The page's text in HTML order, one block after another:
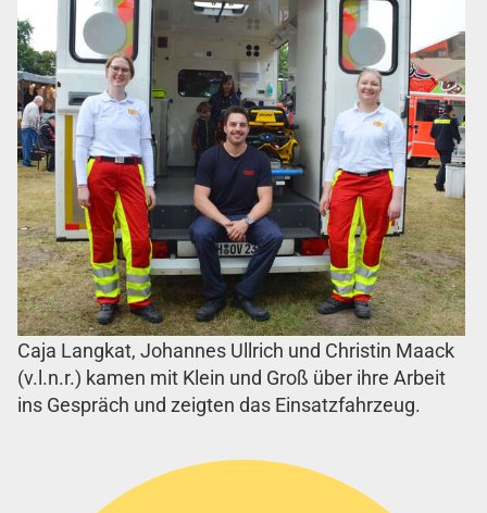
Caja Langkat, Johannes Ullrich und Christin Maack
(v.l.n.r.) kamen mit Klein und Groß über ihre Arbeit
ins Gespräch und zeigten das Einsatzfahrzeug.